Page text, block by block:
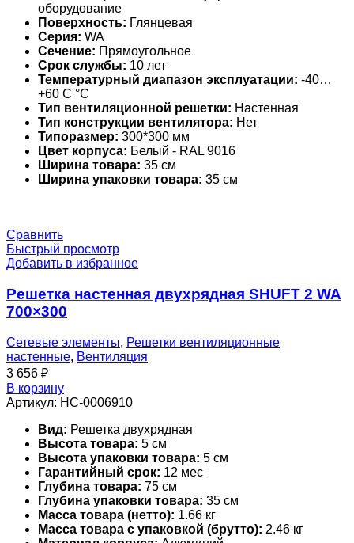
оборудование
Поверхность: Глянцевая
Серия: WA
Сечение: Прямоугольное
Срок службы: 10 лет
Температурный диапазон эксплуатации: -40…
+60 С °С
Тип вентиляционной решетки: Настенная
Тип конструкции вентилятора: Нет
Типоразмер: 300*300 мм
Цвет корпуса: Белый - RAL 9016
Ширина товара: 35 см
Ширина упаковки товара: 35 см
Сравнить
Быстрый просмотр
Добавить в избранное
Решетка настенная двухрядная SHUFT 2 WA
700×300
Сетевые элементы, Решетки вентиляционные
настенные, Вентиляция
3 656 ₽
В корзину
Артикул: НС-0006910
Вид: Решетка двухрядная
Высота товара: 5 см
Высота упаковки товара: 5 см
Гарантийный срок: 12 мес
Глубина товара: 75 см
Глубина упаковки товара: 35 см
Масса товара (нетто): 1.66 кг
Масса товара с упаковкой (брутто): 2.46 кг